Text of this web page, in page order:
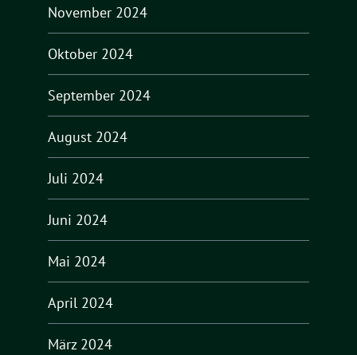
November 2024
Oktober 2024
September 2024
August 2024
Juli 2024
Juni 2024
Mai 2024
April 2024
März 2024